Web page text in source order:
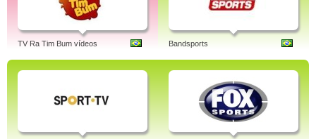
TV Ra Tim Bum vídeos Bandsports